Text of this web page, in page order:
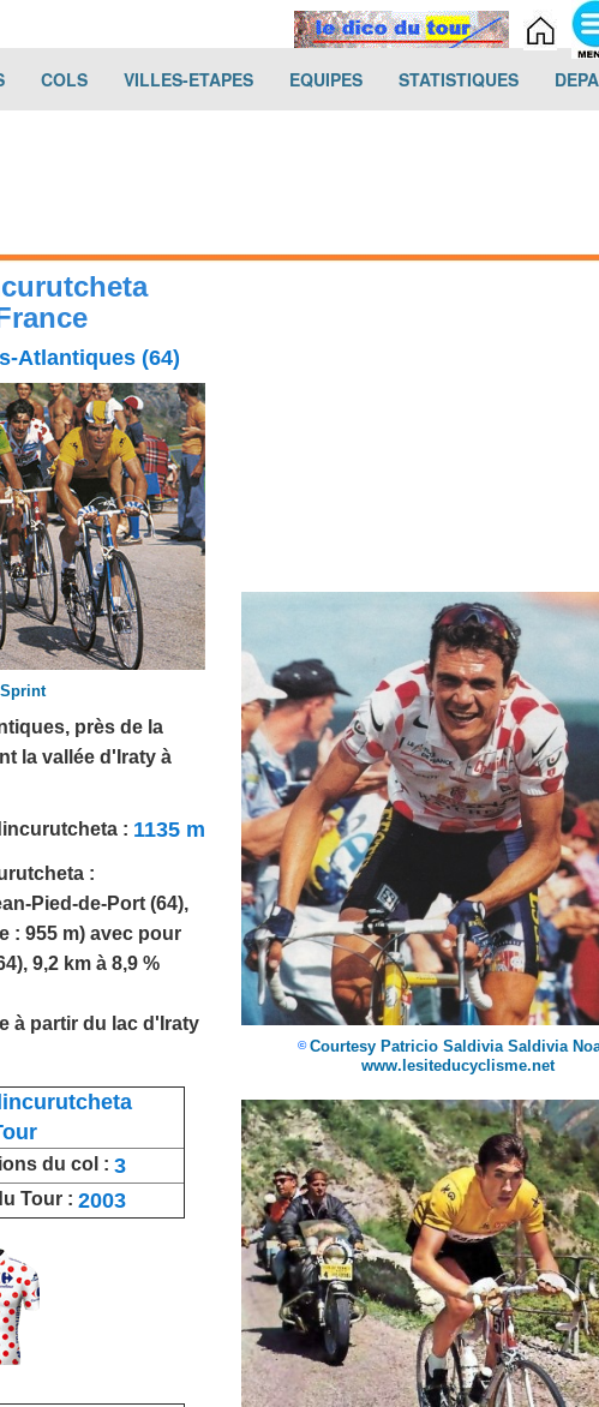
(current)
COLS(current)VILLES-ETAPES(current)EQUIPES(current)STATISTIQUES(current)
Atlantiques (64)
, près de la
la vallée d'Iraty à
: 1135 m
:
Pied-de-Port (64),
: 955 m) avec pour
9,2 km à 8,9 %
à partir du lac d'Iraty
du col : 3
Tour : 2003
© Courtesy Patricio Saldivia Saldivia
www.lesiteducyclisme.net